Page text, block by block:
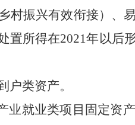
村振兴有效衔接）、
置所得在2021年以后
户类资产。
就业类项目固定资